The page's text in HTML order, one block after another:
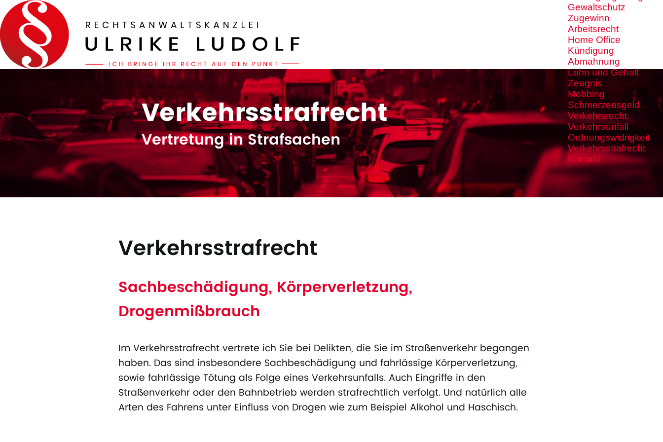
Gewaltschutz
Zugewinn
Arbeitsrecht
Home Office
Kündigung
Abmahnung
Lohn und Gehalt
Zeugnis
Mobbing
Schmerzensgeld
Verkehrsrecht
Verkehrsunfall
Ordnungswidrigkeit
Verkehrsstrafrecht
Kontakt
Verkehrsstrafrecht
Vertretung in Strafsachen
Verkehrsstrafrecht
Sachbeschädigung, Körperverletzung,
Drogenmißbrauch
Im Verkehrsstrafrecht vertrete ich Sie bei Delikten, die Sie im Straßenverkehr begangen
haben. Das sind insbesondere Sachbeschädigung und fahrlässige Körperverletzung,
sowie fahrlässige Tötung als Folge eines Verkehrsunfalls. Auch Eingriffe in den
Straßenverkehr oder den Bahnbetrieb werden strafrechtlich verfolgt. Und natürlich alle
Arten des Fahrens unter Einfluss von Drogen wie zum Beispiel Alkohol und Haschisch.